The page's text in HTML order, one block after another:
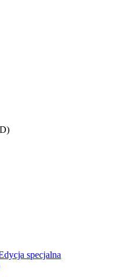
specjalna